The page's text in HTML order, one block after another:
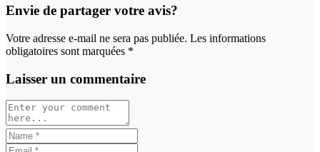
Envie de partager votre avis?
Votre adresse e-mail ne sera pas publiée. Les informations
obligatoires sont marquées *
Laisser un commentaire